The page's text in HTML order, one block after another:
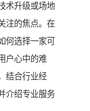
术升级或场地
注的焦点。在
何选择一家可
户心中的难
结合行业经
介绍专业服务